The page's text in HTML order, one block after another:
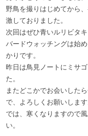
野鳥を撮りはじめてから
激しておりました。
次回はぜひ青いルリビタ
バードウォッチングは始
かりです。
昨日は鳥見ノートにミサ
た。
またどこかでお会いした
で、よろしくお願いします
では、寒くなりますので
い。